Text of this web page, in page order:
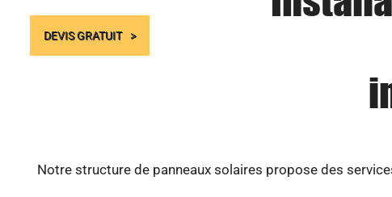
DEVIS GRATUIT
Notre structure de panneaux solaires propose des